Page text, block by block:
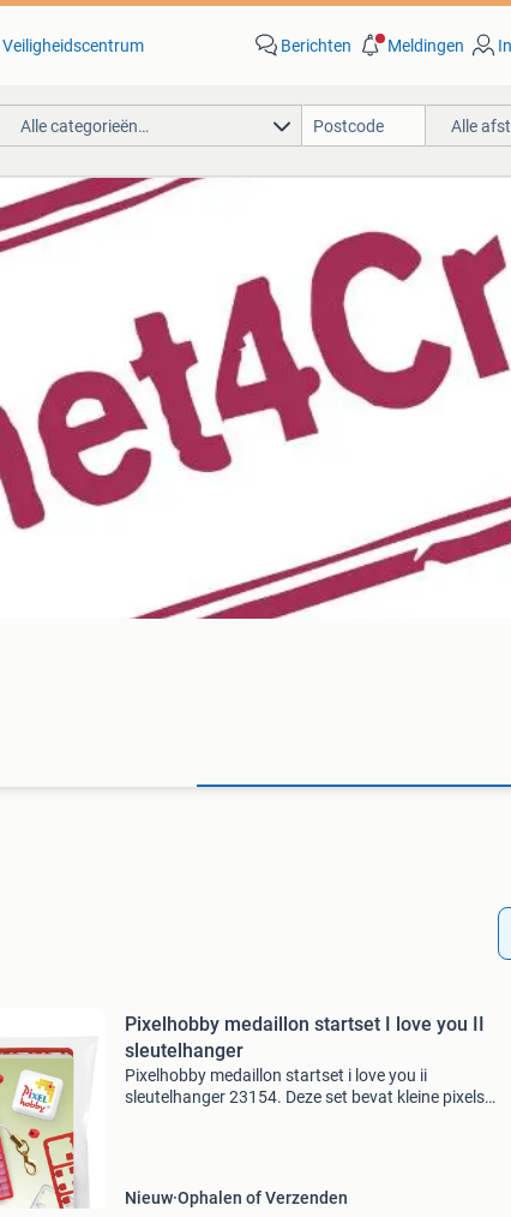
Veiligheidscentrum Berichten Meldingen
Alle categorieën… Alle
Pixelhobby medaillon startset I love you II
sleutelhanger
Pixelhobby medaillon startset i love you ii
sleutelhanger 23154. Deze set bevat kleine pixels
Nieuw Ophalen of Verzenden